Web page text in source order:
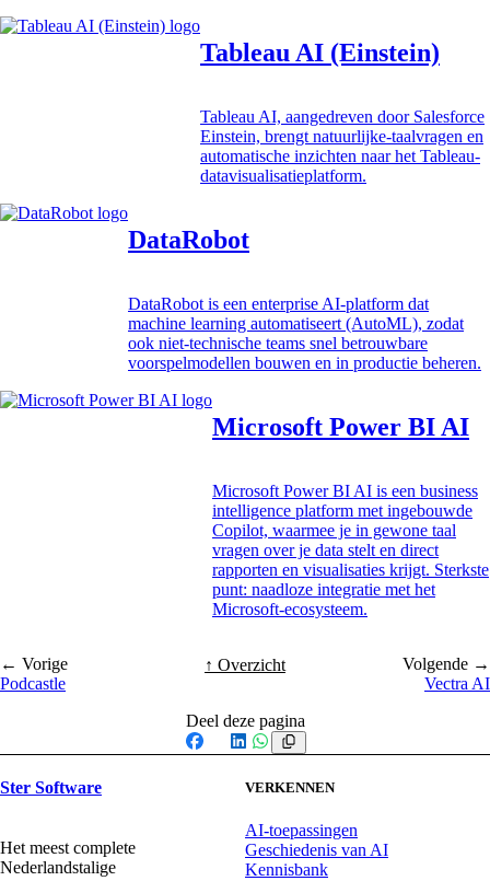
Tableau AI (Einstein)
Tableau AI, aangedreven door Salesforce
Einstein, brengt natuurlijke-taalvragen en
automatische inzichten naar het Tableau-
datavisualisatieplatform.
DataRobot
DataRobot is een enterprise AI-platform dat
machine learning automatiseert (AutoML), zodat
ook niet-technische teams snel betrouwbare
voorspelmodellen bouwen en in productie beheren.
Microsoft Power BI AI
Microsoft Power BI AI is een business
intelligence platform met ingebouwde
Copilot, waarmee je in gewone taal
vragen over je data stelt en direct
rapporten en visualisaties krijgt. Sterkste
punt: naadloze integratie met het
Microsoft-ecosysteem.
← Vorige
Podcastle
↑ Overzicht
Volgende →
Vectra AI
Deel deze pagina
Facebook
X LinkedIn
WhatsApp
Ster Software
Het meest complete
Nederlandstalige
VERKENNEN
AI-toepassingen
Geschiedenis van AI
Kennisbank